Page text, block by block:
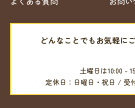
どんなことでもお気軽に
土曜日は10:00 -
定休日：日曜日・祝日 / 受